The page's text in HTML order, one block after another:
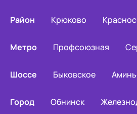
Район Крюково
Метро Профсоюзная
Шоссе Быковское
Город Обнинск